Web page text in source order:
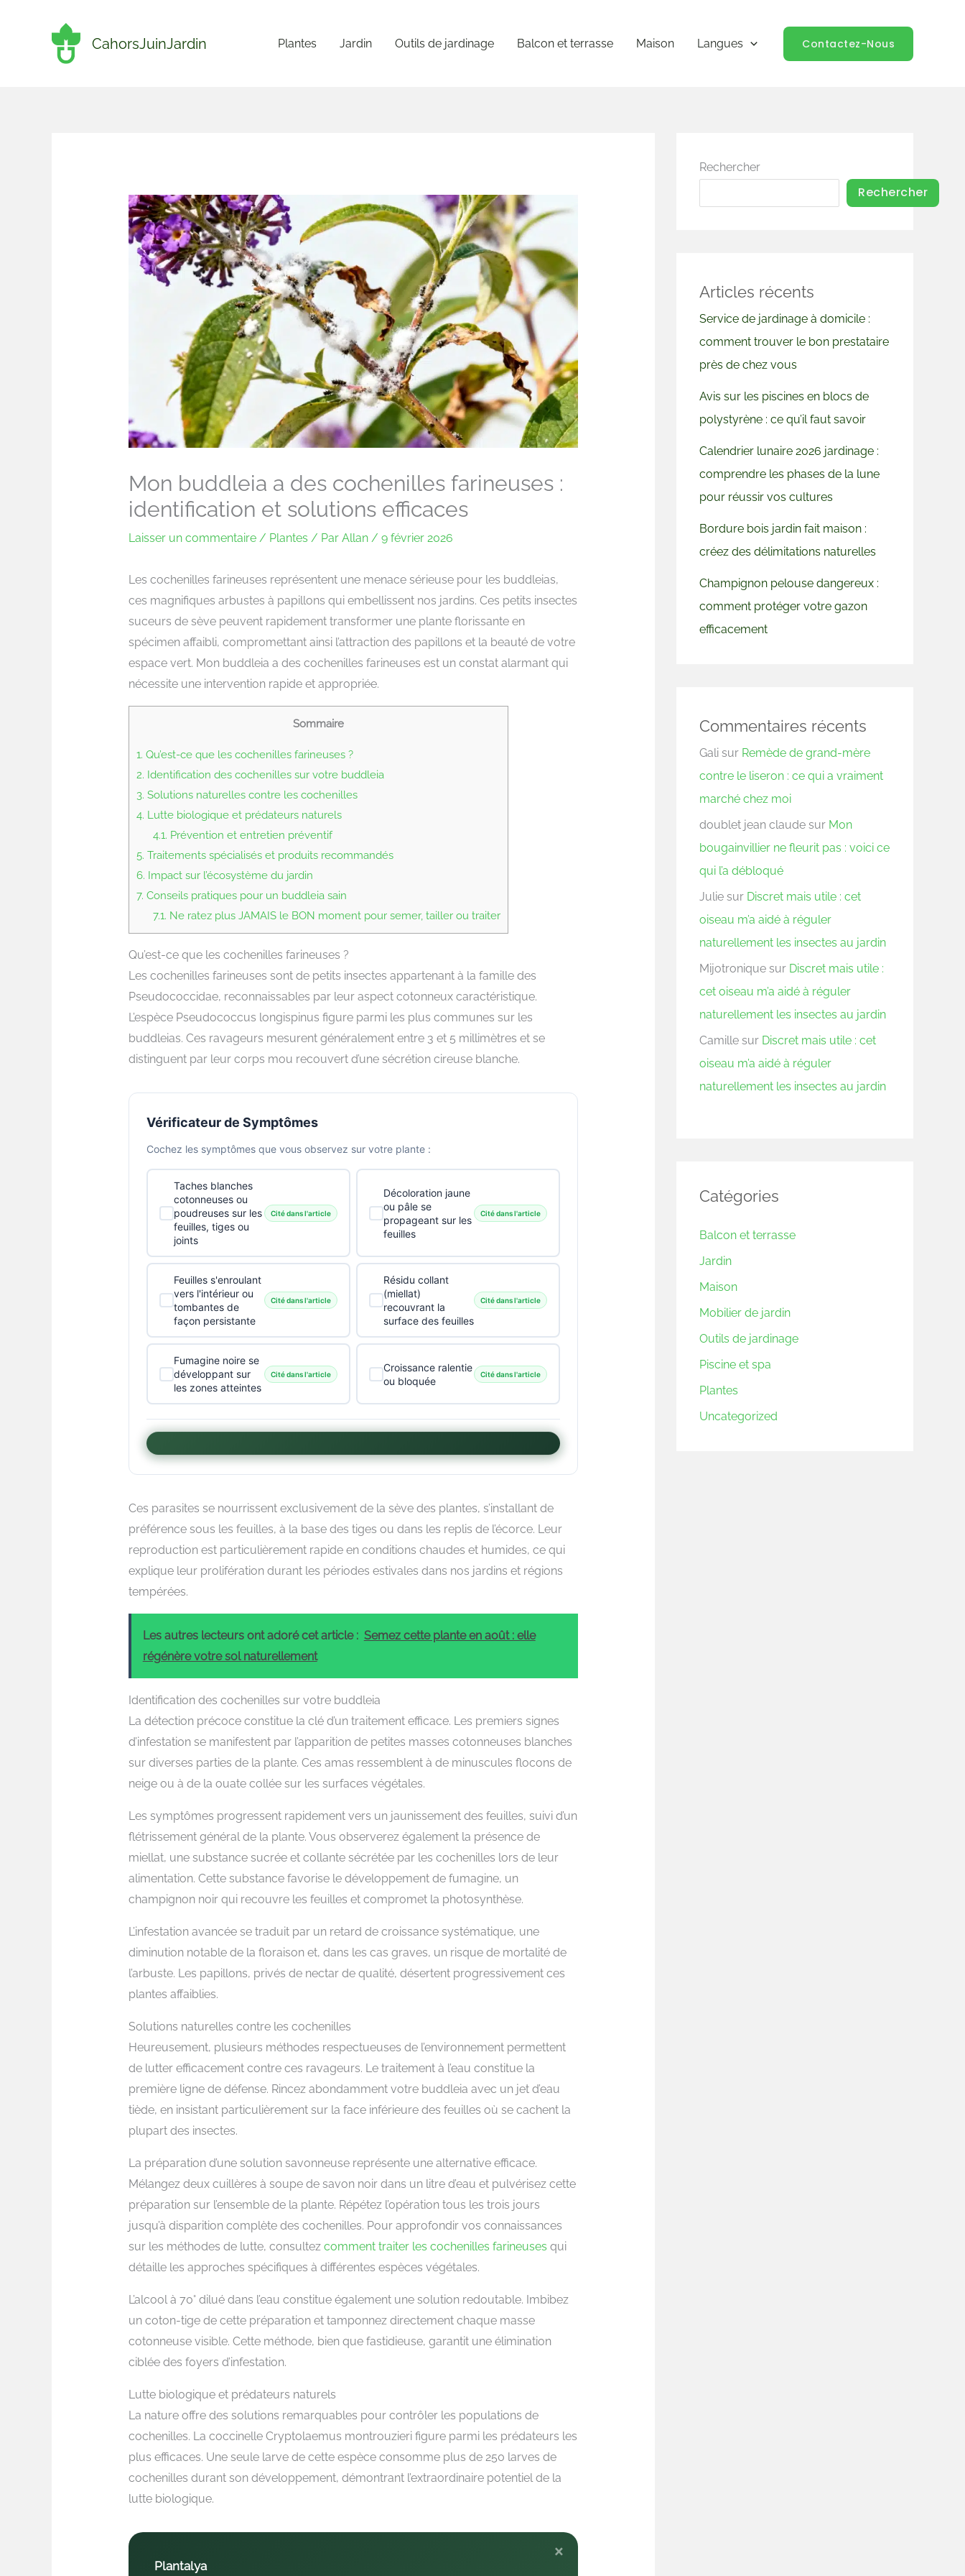
CahorsJuinJardin Plantes Jardin Outils de jardinage Balcon et terrasse Maison Langues Contactez-Nous
Mon buddleia a des cochenilles farineuses :
identification et solutions efficaces
Laisser un commentaire / Plantes / Par Allan / 9 février 2026
Les cochenilles farineuses représentent une menace sérieuse pour les buddleias,
ces magnifiques arbustes à papillons qui embellissent nos jardins. Ces petits insectes
suceurs de sève peuvent rapidement transformer une plante florissante en
spécimen affaibli, compromettant ainsi l’attraction des papillons et la beauté de votre
espace vert. Mon buddleia a des cochenilles farineuses est un constat alarmant qui
nécessite une intervention rapide et appropriée.
Sommaire
1. Qu’est-ce que les cochenilles farineuses ?
2. Identification des cochenilles sur votre buddleia
3. Solutions naturelles contre les cochenilles
4. Lutte biologique et prédateurs naturels
4.1. Prévention et entretien préventif
5. Traitements spécialisés et produits recommandés
6. Impact sur l’écosystème du jardin
7. Conseils pratiques pour un buddleia sain
7.1. Ne ratez plus JAMAIS le BON moment pour semer, tailler ou traiter
Qu’est-ce que les cochenilles farineuses ?
Les cochenilles farineuses sont de petits insectes appartenant à la famille des
Pseudococcidae, reconnaissables par leur aspect cotonneux caractéristique.
L’espèce Pseudococcus longispinus figure parmi les plus communes sur les
buddleias. Ces ravageurs mesurent généralement entre 3 et 5 millimètres et se
distinguent par leur corps mou recouvert d’une sécrétion cireuse blanche.
Vérificateur de Symptômes
Cochez les symptômes que vous observez sur votre plante :
Taches blanches
cotonneuses ou
poudreuses sur les
feuilles, tiges ou
joints
Cité dans l'article
Décoloration jaune
ou pâle se
propageant sur les
feuilles
Cité dans l'article
Feuilles s'enroulant
vers l'intérieur ou
tombantes de
façon persistante
Cité dans l'article
Résidu collant
(miellat)
recouvrant la
surface des feuilles
Cité dans l'article
Fumagine noire se
développant sur
les zones atteintes
Cité dans l'article
Croissance ralentie
ou bloquée
Cité dans l'article
Ces parasites se nourrissent exclusivement de la sève des plantes, s’installant de
préférence sous les feuilles, à la base des tiges ou dans les replis de l’écorce. Leur
reproduction est particulièrement rapide en conditions chaudes et humides, ce qui
explique leur prolifération durant les périodes estivales dans nos jardins et régions
tempérées.
Les autres lecteurs ont adoré cet article : Semez cette plante en août : elle
régénère votre sol naturellement
Identification des cochenilles sur votre buddleia
La détection précoce constitue la clé d’un traitement efficace. Les premiers signes
d’infestation se manifestent par l’apparition de petites masses cotonneuses blanches
sur diverses parties de la plante. Ces amas ressemblent à de minuscules flocons de
neige ou à de la ouate collée sur les surfaces végétales.
Les symptômes progressent rapidement vers un jaunissement des feuilles, suivi d’un
flétrissement général de la plante. Vous observerez également la présence de
miellat, une substance sucrée et collante sécrétée par les cochenilles lors de leur
alimentation. Cette substance favorise le développement de fumagine, un
champignon noir qui recouvre les feuilles et compromet la photosynthèse.
L’infestation avancée se traduit par un retard de croissance systématique, une
diminution notable de la floraison et, dans les cas graves, un risque de mortalité de
l’arbuste. Les papillons, privés de nectar de qualité, désertent progressivement ces
plantes affaiblies.
Solutions naturelles contre les cochenilles
Heureusement, plusieurs méthodes respectueuses de l’environnement permettent
de lutter efficacement contre ces ravageurs. Le traitement à l’eau constitue la
première ligne de défense. Rincez abondamment votre buddleia avec un jet d’eau
tiède, en insistant particulièrement sur la face inférieure des feuilles où se cachent la
plupart des insectes.
La préparation d’une solution savonneuse représente une alternative efficace.
Mélangez deux cuillères à soupe de savon noir dans un litre d’eau et pulvérisez cette
préparation sur l’ensemble de la plante. Répétez l’opération tous les trois jours
jusqu’à disparition complète des cochenilles. Pour approfondir vos connaissances
sur les méthodes de lutte, consultez comment traiter les cochenilles farineuses qui
détaille les approches spécifiques à différentes espèces végétales.
L’alcool à 70° dilué dans l’eau constitue également une solution redoutable. Imbibez
un coton-tige de cette préparation et tamponnez directement chaque masse
cotonneuse visible. Cette méthode, bien que fastidieuse, garantit une élimination
ciblée des foyers d’infestation.
Lutte biologique et prédateurs naturels
La nature offre des solutions remarquables pour contrôler les populations de
cochenilles. La coccinelle Cryptolaemus montrouzieri figure parmi les prédateurs les
plus efficaces. Une seule larve de cette espèce consomme plus de 250 larves de
cochenilles durant son développement, démontrant l’extraordinaire potentiel de la
lutte biologique.
×
Plantalya
Rechercher
Rechercher
Articles récents
Service de jardinage à domicile :
comment trouver le bon prestataire
près de chez vous
Avis sur les piscines en blocs de
polystyrène : ce qu’il faut savoir
Calendrier lunaire 2026 jardinage :
comprendre les phases de la lune
pour réussir vos cultures
Bordure bois jardin fait maison :
créez des délimitations naturelles
Champignon pelouse dangereux :
comment protéger votre gazon
efficacement
Commentaires récents
Gali sur Remède de grand-mère
contre le liseron : ce qui a vraiment
marché chez moi
doublet jean claude sur Mon
bougainvillier ne fleurit pas : voici ce
qui l’a débloqué
Julie sur Discret mais utile : cet
oiseau m’a aidé à réguler
naturellement les insectes au jardin
Mijotronique sur Discret mais utile :
cet oiseau m’a aidé à réguler
naturellement les insectes au jardin
Camille sur Discret mais utile : cet
oiseau m’a aidé à réguler
naturellement les insectes au jardin
Catégories
Balcon et terrasse
Jardin
Maison
Mobilier de jardin
Outils de jardinage
Piscine et spa
Plantes
Uncategorized